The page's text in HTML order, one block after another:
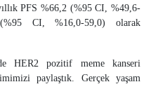
PFS %66,2 (%95 CI, %49,6-
CI, %16,0-59,0) olarak
HER2 pozitif meme kanseri
paylaştık. Gerçek yaşam